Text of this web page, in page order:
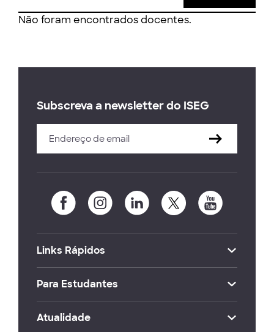
Não foram encontrados docentes.
Subscreva a newsletter do ISEG
Links Rápidos
Para Estudantes
Atualidade